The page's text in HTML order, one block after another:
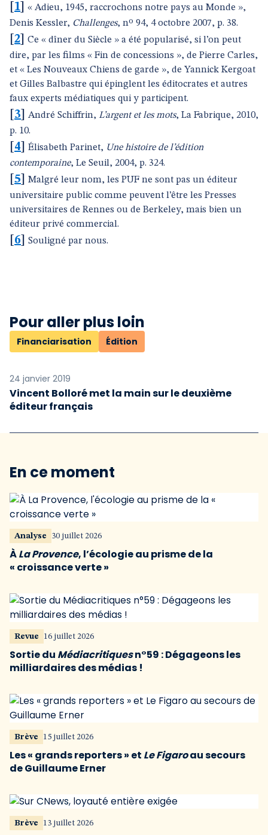
1
« Adieu, 1945, raccrochons notre pays au Monde »,
Denis Kessler, Challenges, nº 94, 4 octobre 2007, p. 38.
2
Ce « dîner du Siècle » a été popularisé, si l’on peut
dire, par les films « Fin de concessions », de Pierre Carles,
et « Les Nouveaux Chiens de garde », de Yannick Kergoat
et Gilles Balbastre qui épinglent les éditocrates et autres
faux experts médiatiques qui y participent.
3 André Schiffrin, L’argent et les mots, La Fabrique, 2010,
p. 10.
4 Élisabeth Parinet, Une histoire de l’édition
contemporaine, Le Seuil, 2004, p. 324.
5
Malgré leur nom, les PUF ne sont pas un éditeur
universitaire public comme peuvent l’être les Presses
universitaires de Rennes ou de Berkeley, mais bien un
éditeur privé commercial.
6 Souligné par nous.
Pour aller plus loin
Financiarisation Édition
24 janvier 2019
Vincent Bolloré met la main sur le deuxième
éditeur français
En ce moment
Analyse 30 juillet 2026
ÀLa Provence, l’écologie au prisme de la
« croissance verte »
Revue 16 juillet 2026
Sortie du Médiacritiquesn°59 : Dégageons les
milliardaires des médias !
Brève 15 juillet 2026
Les « grands reporters » et Le Figaroau secours
de Guillaume Erner
Brève 13 juillet 2026